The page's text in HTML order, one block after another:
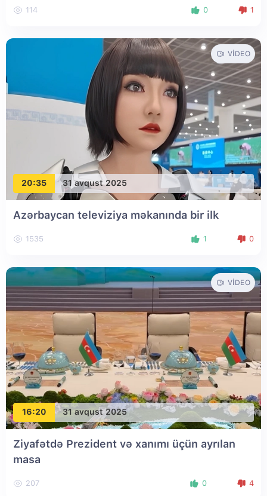
114 0 1
20:35 31 avqust 2025
VIDEO
Azərbaycan televiziya məkanında bir ilk
1535 1 0
16:20 31 avqust 2025
VIDEO
Ziyafətdə Prezident və xanımı üçün ayrılan
masa
207 0 4